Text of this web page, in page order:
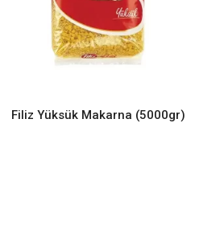
READ MORE
Filiz Yüksük Makarna (5000gr)